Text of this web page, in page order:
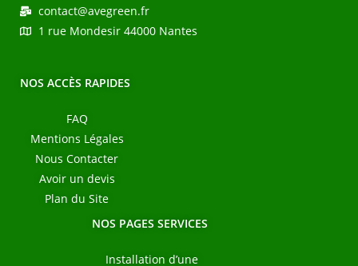
contact@avegreen.fr
1 rue Mondesir 44000 Nantes
NOS ACCÈS RAPIDES
FAQ
Mentions Légales
Nous Contacter
Avoir un devis
Plan du Site
NOS PAGES SERVICES
Installation d’une